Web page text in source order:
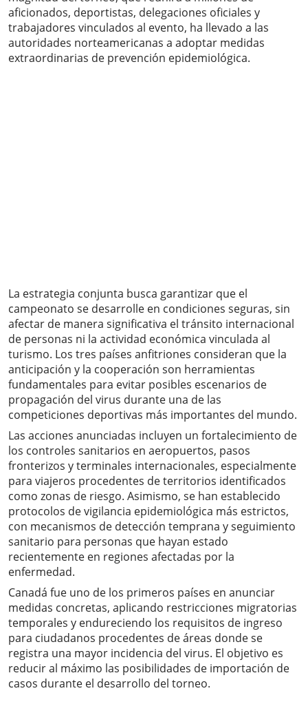
aficionados, deportistas, delegaciones oficiales y
trabajadores vinculados al evento, ha llevado a las
autoridades norteamericanas a adoptar medidas
extraordinarias de prevención epidemiológica.
La estrategia conjunta busca garantizar que el
campeonato se desarrolle en condiciones seguras, sin
afectar de manera significativa el tránsito internacional
de personas ni la actividad económica vinculada al
turismo. Los tres países anfitriones consideran que la
anticipación y la cooperación son herramientas
fundamentales para evitar posibles escenarios de
propagación del virus durante una de las
competiciones deportivas más importantes del mundo.
Las acciones anunciadas incluyen un fortalecimiento de
los controles sanitarios en aeropuertos, pasos
fronterizos y terminales internacionales, especialmente
para viajeros procedentes de territorios identificados
como zonas de riesgo. Asimismo, se han establecido
protocolos de vigilancia epidemiológica más estrictos,
con mecanismos de detección temprana y seguimiento
sanitario para personas que hayan estado
recientemente en regiones afectadas por la
enfermedad.
Canadá fue uno de los primeros países en anunciar
medidas concretas, aplicando restricciones migratorias
temporales y endureciendo los requisitos de ingreso
para ciudadanos procedentes de áreas donde se
registra una mayor incidencia del virus. El objetivo es
reducir al máximo las posibilidades de importación de
casos durante el desarrollo del torneo.